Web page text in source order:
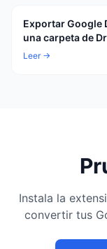
Exportar Google
una carpeta de
Leer →
Instala la
convertir tus